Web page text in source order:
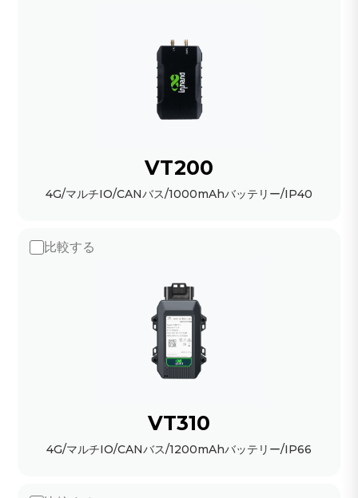
VT200
4G/マルチIO/CANバス/1000mAhバッテリー/IP40
比較する
VT310
4G/マルチIO/CANバス/1200mAhバッテリー/IP66